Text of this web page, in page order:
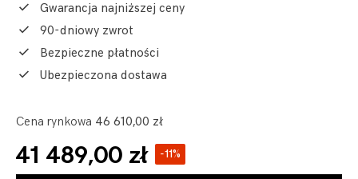
Gwarancja najniższej ceny
90-dniowy zwrot
Bezpieczne płatności
Ubezpieczona dostawa
Cena rynkowa 46 610,00 zł
41 489,00 zł -11%